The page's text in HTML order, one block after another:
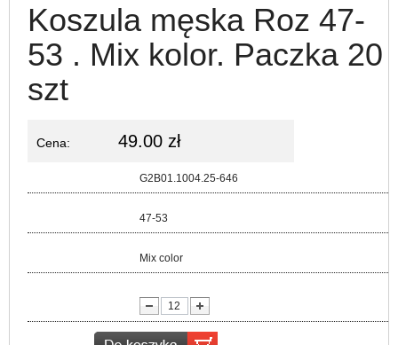
Koszula męska Roz 47-
53 . Mix kolor. Paczka 20
szt
Cena: 49.00 zł
G2B01.1004.25-646
47-53
Mix color